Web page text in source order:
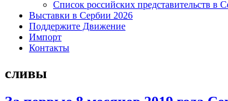
Список российских представительств в
Выставки в Сербии 2026
Поддержите Движение
Импорт
Контакты
сливы